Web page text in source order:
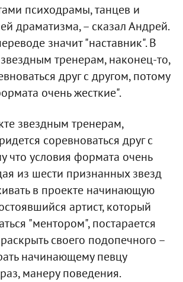
психодрамы, танцев и
драматизма, – сказал Андрей.
значит "наставник". В
тренерам, наконец-то,
друг с другом, потому
очень жесткие".
звездным тренерам,
соревноваться друг с
что условия формата очень
из шести признанных звезд
в проекте начинающую
артист, который
"ментором", постарается
своего подопечного –
начинающему певцу
манеру поведения.